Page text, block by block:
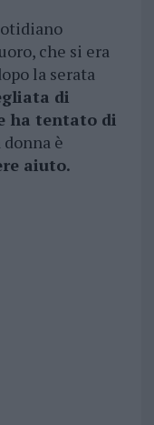
che si era
la serata
di
ha tentato di
è
aiuto.